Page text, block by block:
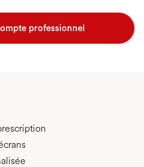
professionnel